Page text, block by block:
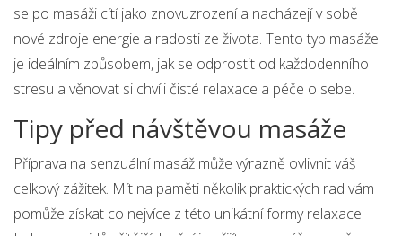
se po masáži cítí jako znovuzrození a nacházejí v sobě
nové zdroje energie a radosti ze života. Tento typ masáže
je ideálním způsobem, jak se odprostit od každodenního
stresu a věnovat si chvíli čisté relaxace a péče o sebe.
Tipy před návštěvou masáže
Příprava na senzuální masáž může výrazně ovlivnit váš
celkový zážitek. Mít na paměti několik praktických rad vám
pomůže získat co nejvíce z této unikátní formy relaxace.